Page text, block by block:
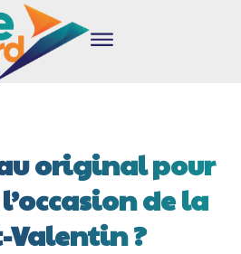
original pour
de la
Valentin ?